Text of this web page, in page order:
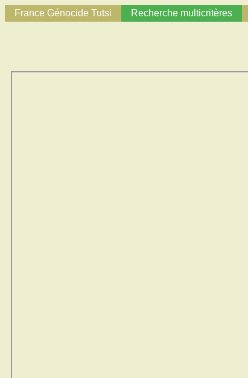
France Génocide Tutsi Recherche multicritères